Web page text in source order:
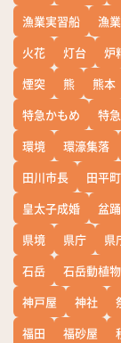
漁業実習船
漁
火花
灯台 炉
煙突
熊 熊本
特急かもめ
特
環境
環濠集落
田川市長
田平町
皇太子成婚
盆
県境
県庁 県
石岳
石岳動植
神戸屋
神社
福田
福砂屋